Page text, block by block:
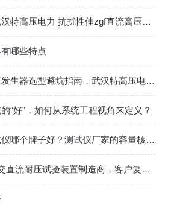
国网严选品质｜武汉特高压电力 抗扰性佳zgf直流高压发生器
哪些特点
化工场景直流高压发生器选型避坑指南，武汉特高压电力科技教你选对设备
“好”，如何从系统工程视角来定义？
蓄电池充放电测试仪哪个牌子好？测试仪厂家的容量核验与健康管理策略
口碑爆棚！这3家交直流耐压试验装置制造商，客户复购率超80%！